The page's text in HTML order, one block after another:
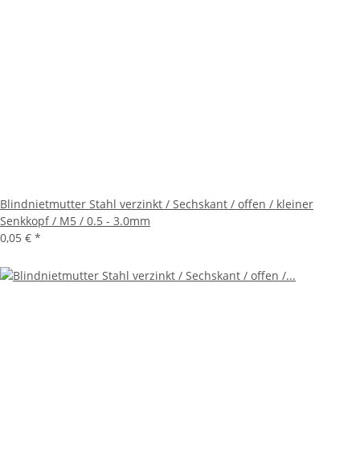
Blindnietmutter Stahl verzinkt / Sechskant / offen / kleiner
Senkkopf / M5 / 0.5 - 3.0mm
0,05 € *